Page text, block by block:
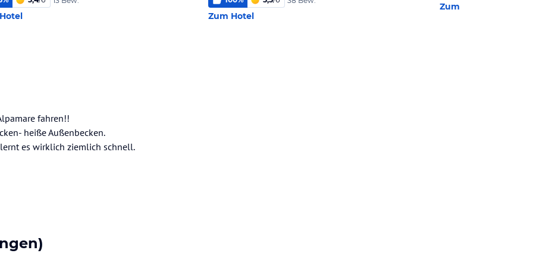
Zum Hotel
Zum Hotel
fahren!!
heiße Außenbecken.
es wirklich ziemlich schnell.